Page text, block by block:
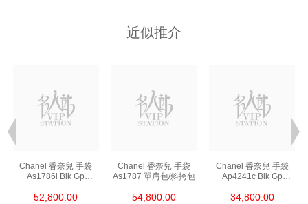
近似推介
Chanel 香奈兒 手袋
As1786l Blk Gp
52,800.00
Chanel 香奈兒 手袋
As1787 單肩包/斜挎包
54,800.00
Chanel 香奈兒 手袋
Ap4241c Blk Gp
34,800.00